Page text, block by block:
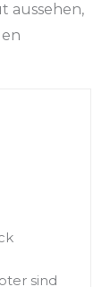
aussehen,
sind